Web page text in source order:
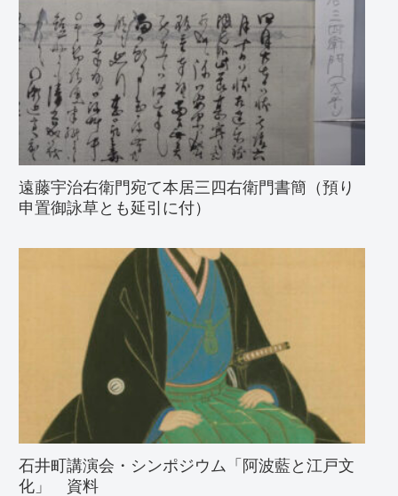
遠藤宇治右衛門宛て本居三四右衛門書簡（預り
申置御詠草とも延引に付）
石井町講演会・シンポジウム「阿波藍と江戸文
化」 資料